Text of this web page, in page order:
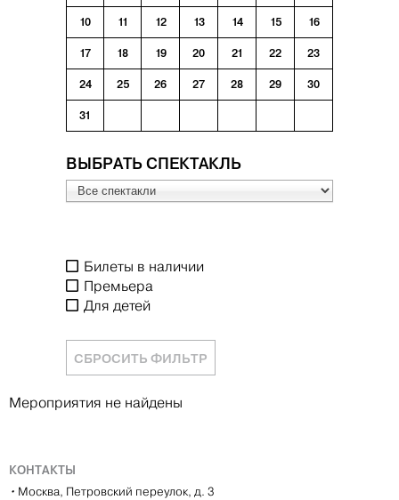
10 11 12 13 14 15 16
17 18 19 20 21 22 23
24 25 26 27 28 29 30
31
ВЫБРАТЬ СПЕКТАКЛЬ
Билеты в наличии
Премьера
Для детей
СБРОСИТЬ ФИЛЬТР
Мероприятия не найдены
КОНТАКТЫ
• Москва, Петровский переулок, д. 3